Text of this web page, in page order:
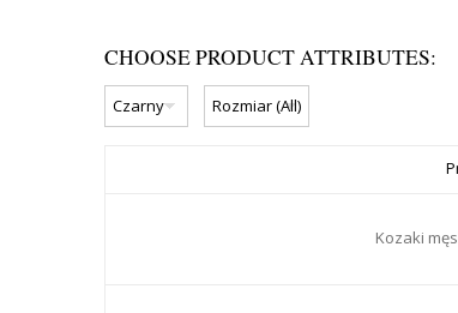
CHOOSE PRODUCT ATTRIBUTES:
Kozaki